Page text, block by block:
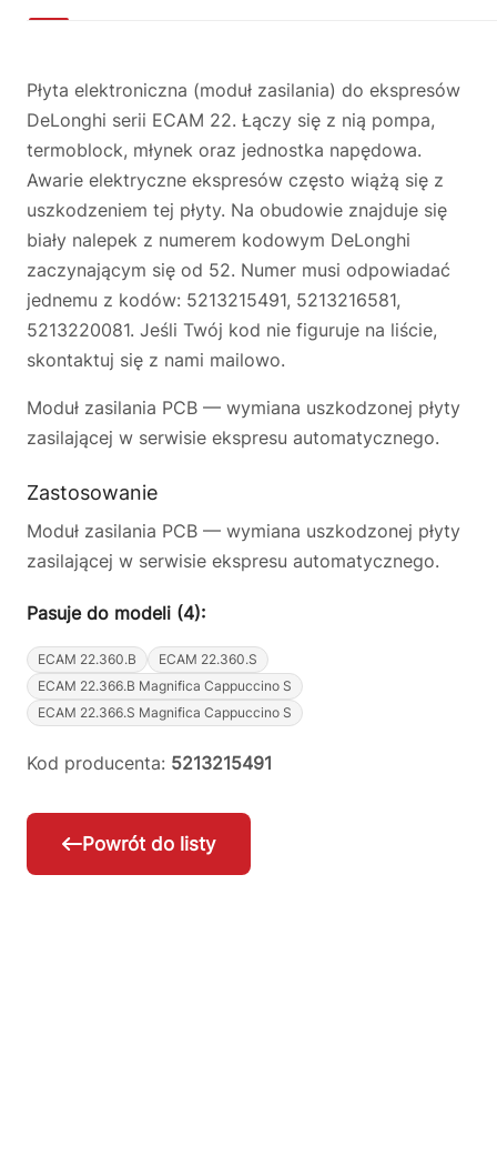
Płyta elektroniczna (moduł zasilania) do ekspresów
DeLonghi serii ECAM 22. Łączy się z nią pompa,
termoblock, młynek oraz jednostka napędowa.
Awarie elektryczne ekspresów często wiążą się z
uszkodzeniem tej płyty. Na obudowie znajduje się
biały nalepek z numerem kodowym DeLonghi
zaczynającym się od 52. Numer musi odpowiadać
jednemu z kodów: 5213215491, 5213216581,
5213220081. Jeśli Twój kod nie figuruje na liście,
skontaktuj się z nami mailowo.
Moduł zasilania PCB — wymiana uszkodzonej płyty
zasilającej w serwisie ekspresu automatycznego.
Zastosowanie
Moduł zasilania PCB — wymiana uszkodzonej płyty
zasilającej w serwisie ekspresu automatycznego.
Pasuje do modeli (4):
ECAM 22.360.B
ECAM 22.360.S
ECAM 22.366.B Magnifica Cappuccino S
ECAM 22.366.S Magnifica Cappuccino S
Kod producenta: 5213215491
Powrót do listy